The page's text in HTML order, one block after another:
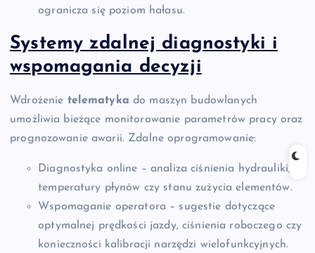
ogranicza się poziom hałasu.
Systemy zdalnej diagnostyki i
wspomagania decyzji
Wdrożenie telematyka do maszyn budowlanych
umożliwia bieżące monitorowanie parametrów pracy oraz
prognozowanie awarii. Zdalne oprogramowanie:
Diagnostyka online – analiza ciśnienia hydrauliki,
temperatury płynów czy stanu zużycia elementów.
Wspomaganie operatora – sugestie dotyczące
optymalnej prędkości jazdy, ciśnienia roboczego czy
konieczności kalibracji narzędzi wielofunkcyjnych.